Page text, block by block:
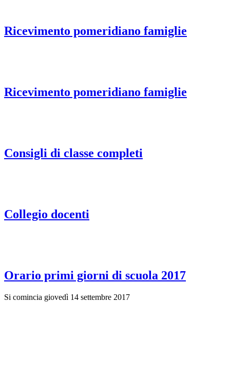
Ricevimento pomeridiano famiglie
Ricevimento pomeridiano famiglie
Consigli di classe completi
Collegio docenti
Orario primi giorni di scuola 2017
Si comincia giovedì 14 settembre 2017